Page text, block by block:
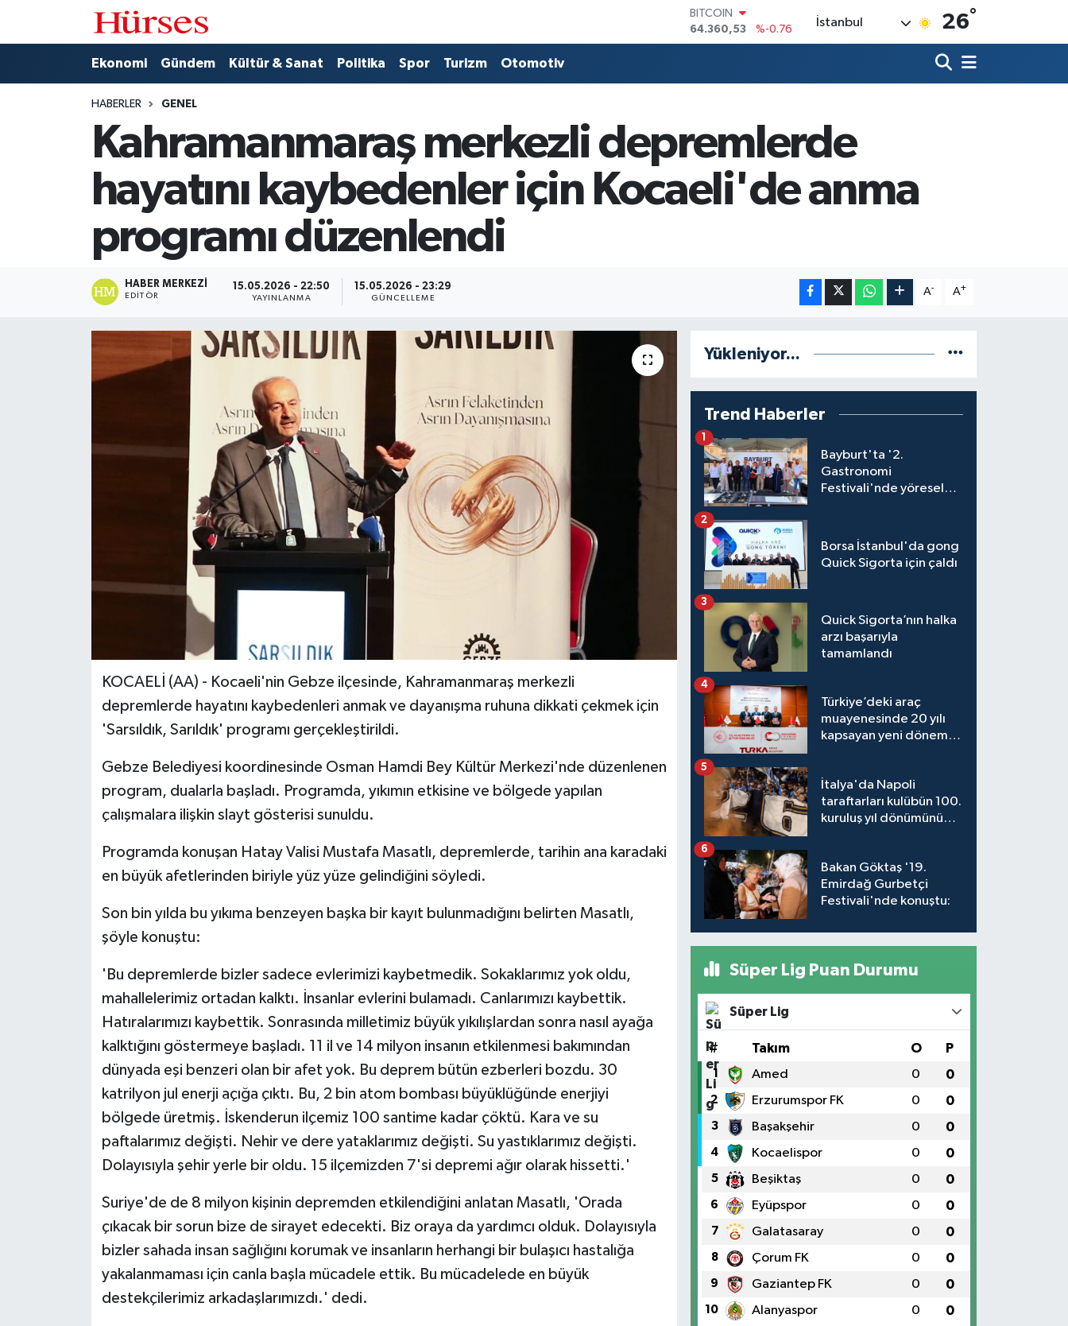
BITCOIN
64.360,53
%-0.76
DOLAR
%0.07
GRAM ALTIN
6574.81
%1.44
BİST100
13.799
%70
İstanbul 26°
Ekonomi Gündem Kültür & Sanat Politika Spor Turizm Otomotiv
HABERLER GENEL
Kahramanmaraş merkezli depremlerde
hayatını kaybedenler için Kocaeli'de anma
programı düzenlendi
HABER MERKEZI
EDITÖR
15.05.2026 - 22:50
YAYINLANMA
15.05.2026 - 23:29
GÜNCELLEME
A- A+
KOCAELİ (AA) - Kocaeli'nin Gebze ilçesinde, Kahramanmaraş merkezli
depremlerde hayatını kaybedenleri anmak ve dayanışma ruhuna dikkati çekmek için
'Sarsıldık, Sarıldık' programı gerçekleştirildi.
Gebze Belediyesi koordinesinde Osman Hamdi Bey Kültür Merkezi'nde düzenlenen
program, dualarla başladı. Programda, yıkımın etkisine ve bölgede yapılan
çalışmalara ilişkin slayt gösterisi sunuldu.
Programda konuşan Hatay Valisi Mustafa Masatlı, depremlerde, tarihin ana karadaki
en büyük afetlerinden biriyle yüz yüze gelindiğini söyledi.
Son bin yılda bu yıkıma benzeyen başka bir kayıt bulunmadığını belirten Masatlı,
şöyle konuştu:
'Bu depremlerde bizler sadece evlerimizi kaybetmedik. Sokaklarımız yok oldu,
mahallelerimiz ortadan kalktı. İnsanlar evlerini bulamadı. Canlarımızı kaybettik.
Hatıralarımızı kaybettik. Sonrasında milletimiz büyük yıkılışlardan sonra nasıl ayağa
kalktığını göstermeye başladı. 11 il ve 14 milyon insanın etkilenmesi bakımından
dünyada eşi benzeri olan bir afet yok. Bu deprem bütün ezberleri bozdu. 30
katrilyon jul enerji açığa çıktı. Bu, 2 bin atom bombası büyüklüğünde enerjiyi
bölgede üretmiş. İskenderun ilçemiz 100 santime kadar çöktü. Kara ve su
paftalarımız değişti. Nehir ve dere yataklarımız değişti. Su yastıklarımız değişti.
Dolayısıyla şehir yerle bir oldu. 15 ilçemizden 7'si depremi ağır olarak hissetti.'
Suriye'de de 8 milyon kişinin depremden etkilendiğini anlatan Masatlı, 'Orada
çıkacak bir sorun bize de sirayet edecekti. Biz oraya da yardımcı olduk. Dolayısıyla
bizler sahada insan sağlığını korumak ve insanların herhangi bir bulaşıcı hastalığa
yakalanmaması için canla başla mücadele ettik. Bu mücadelede en büyük
destekçilerimiz arkadaşlarımızdı.' dedi.
Yükleniyor...
Trend Haberler
Bayburt'ta '2.
Gastronomi
Festivali'nde yöresel
1
Borsa İstanbul'da gong
Quick Sigorta için çaldı
2
Quick Sigorta’nın halka
arzı başarıyla
tamamlandı
3
Türkiye’deki araç
muayenesinde 20 yılı
kapsayan yeni dönem
4
İtalya'da Napoli
taraftarları kulübün 100.
kuruluş yıl dönümünü
5
Bakan Göktaş '19.
Emirdağ Gurbetçi
Festivali'nde konuştu:
6
Süper Lig Puan Durumu
Süper Lig
# Takım O P
1 Amed 0 0
2 Erzurumspor FK 0 0
3 Başakşehir 0 0
4 Kocaelispor 0 0
5 Beşiktaş 0 0
6 Eyüpspor 0 0
7 Galatasaray 0 0
8 Çorum FK 0 0
9 Gaziantep FK 0 0
10 Alanyaspor 0 0
Ekonomi
Gündem
Kültür & Sanat
Hava Durumu
Trafik Durumu
Süper Lig Puan Durumu ve Fikstür
Tüm Manşetler
Haber Arşivi